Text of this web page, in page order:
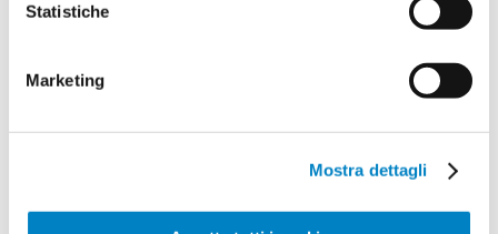
Statistiche
Marketing
Mostra dettagli
100